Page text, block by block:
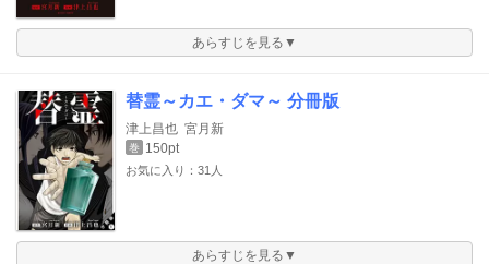
あらすじを見る▼
替霊～カエ・ダマ～ 分冊版
津上昌也 宮月新
巻 150pt
お気に入り：31人
あらすじを見る▼